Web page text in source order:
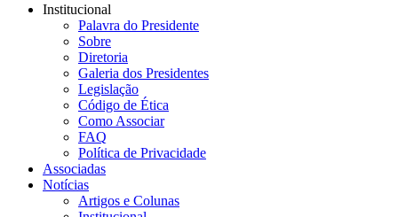
Institucional
Palavra do Presidente
Sobre
Diretoria
Galeria dos Presidentes
Legislação
Código de Ética
Como Associar
FAQ
Política de Privacidade
Associadas
Notícias
Artigos e Colunas